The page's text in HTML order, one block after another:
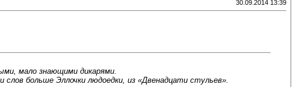
30.09.2014 13:39
мало знающими дикарями.
больше Эллочки людоедки, из «Двенадцати стульев».